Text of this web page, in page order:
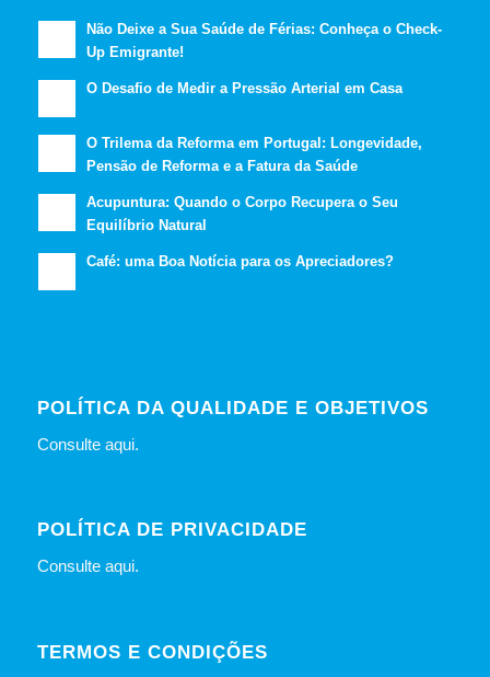
Não Deixe a Sua Saúde de Férias: Conheça o Check-
Up Emigrante!
O Desafio de Medir a Pressão Arterial em Casa
O Trilema da Reforma em Portugal: Longevidade,
Pensão de Reforma e a Fatura da Saúde
Acupuntura: Quando o Corpo Recupera o Seu
Equilíbrio Natural
Café: uma Boa Notícia para os Apreciadores?
POLÍTICA DA QUALIDADE E OBJETIVOS
Consulte aqui.
POLÍTICA DE PRIVACIDADE
Consulte aqui.
TERMOS E CONDIÇÕES